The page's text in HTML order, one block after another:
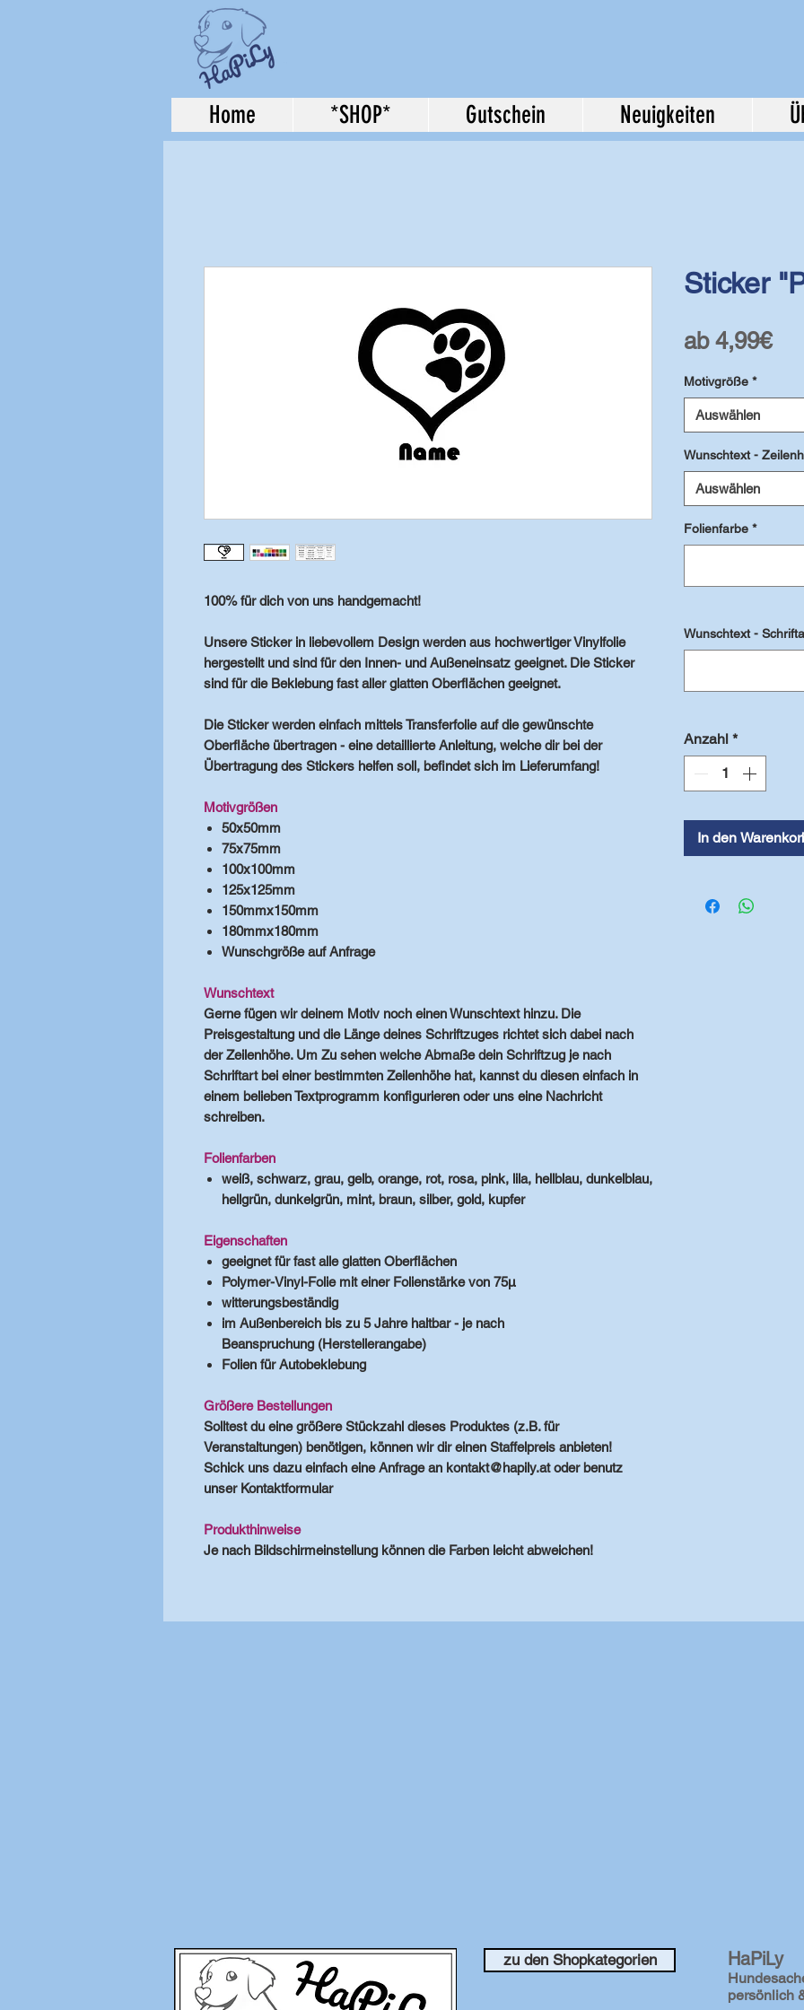
Home *SHOP* Gutschein Neuigkeiten
100% für dich von uns handgemacht!
Unsere Sticker in liebevollem Design werden aus hochwertiger Vinylfolie
hergestellt und sind für den Innen- und Außeneinsatz geeignet. Die Sticker
sind für die Beklebung fast aller glatten Oberflächen geeignet.
Die Sticker werden einfach mittels Transferfolie auf die gewünschte
Oberfläche übertragen - eine detaillierte Anleitung, welche dir bei der
Übertragung des Stickers helfen soll, befindet sich im Lieferumfang!
Motivgrößen
50x50mm
75x75mm
100x100mm
125x125mm
150mmx150mm
180mmx180mm
Wunschgröße auf Anfrage
Wunschtext
Gerne fügen wir deinem Motiv noch einen Wunschtext hinzu. Die
Preisgestaltung und die Länge deines Schriftzuges richtet sich dabei nach
der Zeilenhöhe. Um Zu sehen welche Abmaße dein Schriftzug je nach
Schriftart bei einer bestimmten Zeilenhöhe hat, kannst du diesen einfach in
einem belieben Textprogramm konfigurieren oder uns eine Nachricht
schreiben.
Folienfarben
weiß, schwarz, grau, gelb, orange, rot, rosa, pink, lila, hellblau, dunkelblau,
hellgrün, dunkelgrün, mint, braun, silber, gold, kupfer
Eigenschaften
geeignet für fast alle glatten Oberflächen
Polymer-Vinyl-Folie mit einer Folienstärke von 75µ
witterungsbeständig
im Außenbereich bis zu 5 Jahre haltbar - je nach
Beanspruchung (Herstellerangabe)
Folien für Autobeklebung
Größere Bestellungen
Solltest du eine größere Stückzahl dieses Produktes (z.B. für
Veranstaltungen) benötigen, können wir dir einen Staffelpreis anbieten!
Schick uns dazu einfach eine Anfrage an kontakt@hapily.at oder benutz
unser Kontaktformular
Produkthinweise
Je nach Bildschirmeinstellung können die Farben leicht abweichen!
Sticker
ab 4,99€
Motivgröße *
Auswählen
Wunschtext -
Auswählen
Folienfarbe *
Wunschtext -
Anzahl *
In den
zu den Shopkategorien HaPiLy
persönlich